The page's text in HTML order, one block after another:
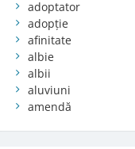
adoptator
adopție
afinitate
albie
albii
aluviuni
amendă